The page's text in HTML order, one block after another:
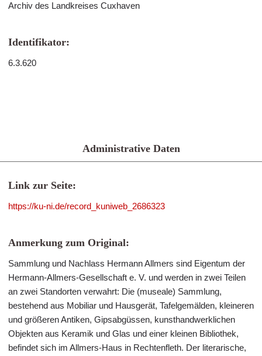
Archiv des Landkreises Cuxhaven
Identifikator:
6.3.620
Administrative Daten
Link zur Seite:
https://ku-ni.de/record_kuniweb_2686323
Anmerkung zum Original:
Sammlung und Nachlass Hermann Allmers sind Eigentum der
Hermann-Allmers-Gesellschaft e. V. und werden in zwei Teilen
an zwei Standorten verwahrt: Die (museale) Sammlung,
bestehend aus Mobiliar und Hausgerät, Tafelgemälden, kleineren
und größeren Antiken, Gipsabgüssen, kunsthandwerklichen
Objekten aus Keramik und Glas und einer kleinen Bibliothek,
befindet sich im Allmers-Haus in Rechtenfleth. Der literarische,